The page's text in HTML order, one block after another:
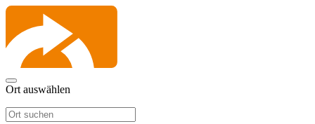
Ort auswählen